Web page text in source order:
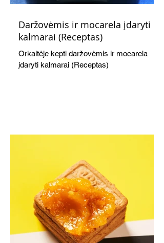
Daržovėmis ir mocarela įdaryti
kalmarai (Receptas)
Orkaitėje kepti daržovėmis ir mocarela
įdaryti kalmarai (Receptas)